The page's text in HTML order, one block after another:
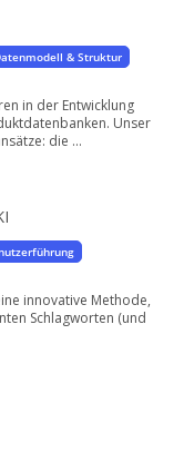
& Struktur
in der Entwicklung
Unser
die ...
innovative Methode,
Schlagworten (und